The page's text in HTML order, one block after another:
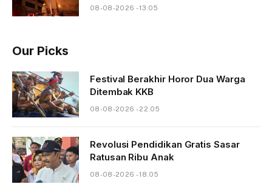
08-08-2026 - 13.05
Our Picks
Festival Berakhir Horor Dua Warga
Ditembak KKB
08-08-2026 - 22.05
Revolusi Pendidikan Gratis Sasar
Ratusan Ribu Anak
08-08-2026 - 18.05